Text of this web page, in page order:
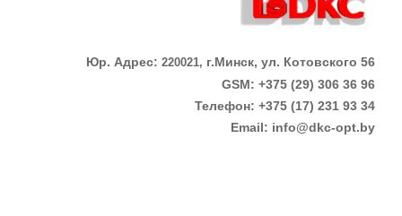
Юр. Адрес: 220021, г.Минск, ул. Котовского 56
GSM: +375 (29) 306 36 96
Телефон: +375 (17) 231 93 34
Email: info@dkc-opt.by